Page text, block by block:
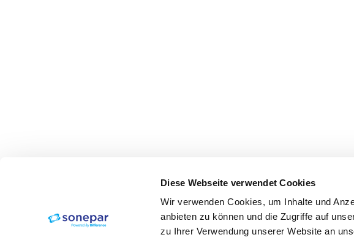
Diese Webseite verwendet Cookies
Wir verwenden Cookies, um Inhalte und
anbieten zu können und die Zugriffe auf
zu Ihrer Verwendung unserer Website an